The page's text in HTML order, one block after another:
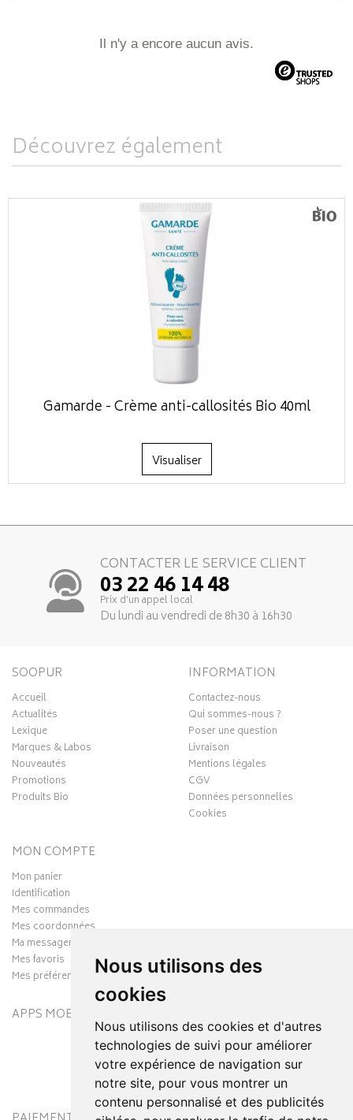
Nous utilisons des
cookies
Nous utilisons des cookies et d'autres
technologies de suivi pour améliorer
votre expérience de navigation sur
notre site, pour vous montrer un
contenu personnalisé et des publicités
Il n'y a encore aucun avis.
Découvrez également
Gamarde - Crème anti-callosités Bio 40ml
Visualiser
CONTACTER LE SERVICE CLIENT
03 22 46 14 48
Prix d’un appel local
Du lundi au vendredi de 8h30 à 16h30
SOOPUR
Accueil
Actualités
Lexique
Marques & Labos
Nouveautés
Promotions
Produits Bio
INFORMATION
Contactez-nous
Qui sommes-nous ?
Poser une question
Livraison
Mentions légales
CGV
Données personnelles
Cookies
MON COMPTE
Mon panier
Identification
Mes commandes
Mes coordonnées
Ma messagerie
Mes favoris
Mes préférences Cookies
APPS MOBILES